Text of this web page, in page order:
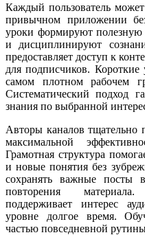
Каждый пользователь
привычном приложении
уроки формируют полезную
и дисциплинируют
предоставляет доступ к
для подписчиков. Короткие
самом плотном рабочем
Систематический подход
знания по выбранной
Авторы каналов тщательно
максимальной
Грамотная структура
и новые понятия без
сохранять важные посты
повторения
поддерживает интерес
уровне долгое время.
частью повседневной